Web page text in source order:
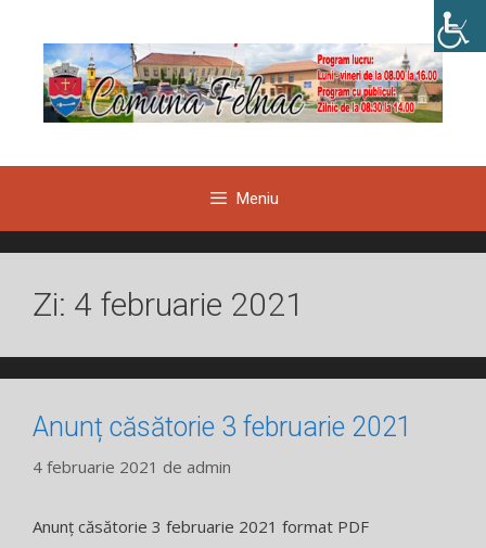
conținut
Meniu
Zi: 4 februarie 2021
Anunț căsătorie 3 februarie 2021
4 februarie 2021 de admin
Anunț căsătorie 3 februarie 2021 format PDF